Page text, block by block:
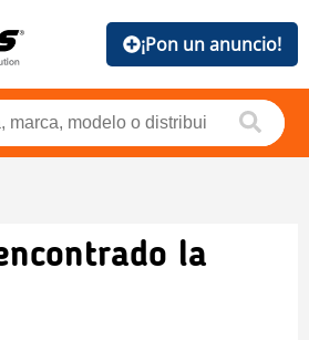
¡Pon un anuncio!
la